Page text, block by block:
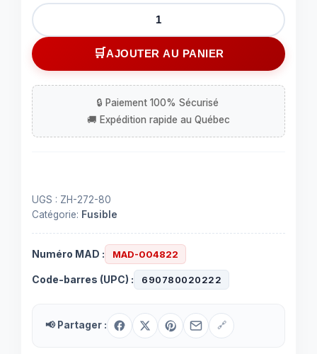
quantité
de
Fusible
AMT
80
ampères
AJOUTER AU PANIER
UGS : ZH-272-80
Catégorie: Fusible
Numéro MAD : MAD-004822
Code-barres (UPC) : 690780020222
📢 Partager : 🔗